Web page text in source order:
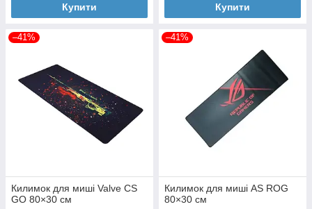
Купити Купити
–41%
Килимок для миші Valve CS
GO 80×30 см
–41%
Килимок для миші AS ROG
80×30 см